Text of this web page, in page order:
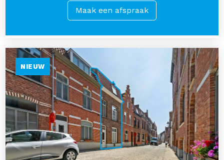
Maak een afspraak
NIEUW